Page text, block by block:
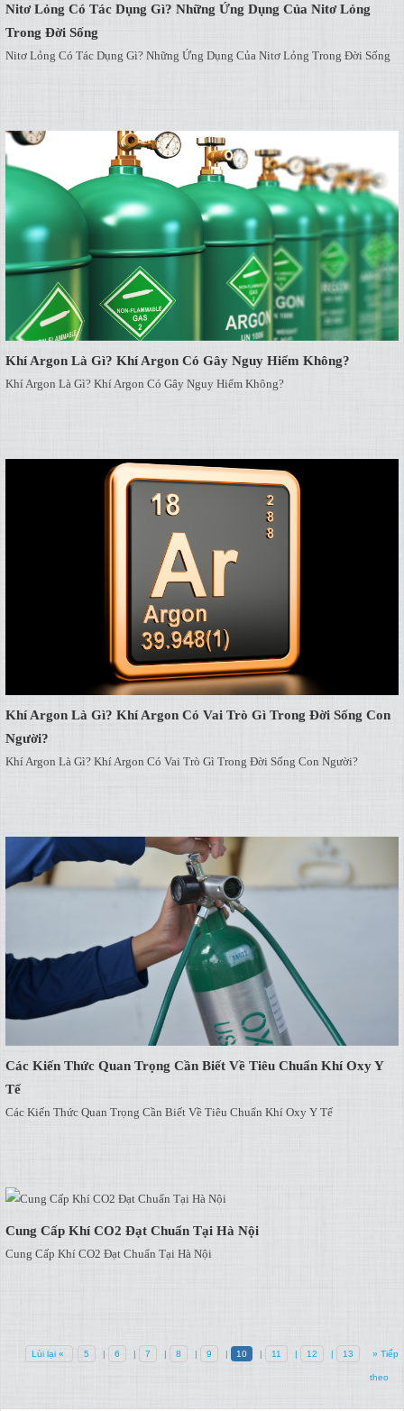
Nitơ Lỏng Có Tác Dụng Gì? Những Ứng Dụng Của Nitơ Lỏng
Trong Đời Sống
Nitơ Lỏng Có Tác Dụng Gì? Những Ứng Dụng Của Nitơ Lỏng Trong Đời Sống
Khí Argon Là Gì? Khí Argon Có Gây Nguy Hiểm Không?
Khí Argon Là Gì? Khí Argon Có Gây Nguy Hiểm Không?
Khí Argon Là Gì? Khí Argon Có Vai Trò Gì Trong Đời Sống Con
Người?
Khí Argon Là Gì? Khí Argon Có Vai Trò Gì Trong Đời Sống Con Người?
Các Kiến Thức Quan Trọng Cần Biết Về Tiêu Chuẩn Khí Oxy Y
Tế
Các Kiến Thức Quan Trọng Cần Biết Về Tiêu Chuẩn Khí Oxy Y Tế
Cung Cấp Khí CO2 Đạt Chuẩn Tại Hà Nội
Cung Cấp Khí CO2 Đạt Chuẩn Tại Hà Nội
Lùi lại « 5 | 6 | 7 | 8 | 9 | 10 | 11 | 12 | 13 » Tiếp
theo